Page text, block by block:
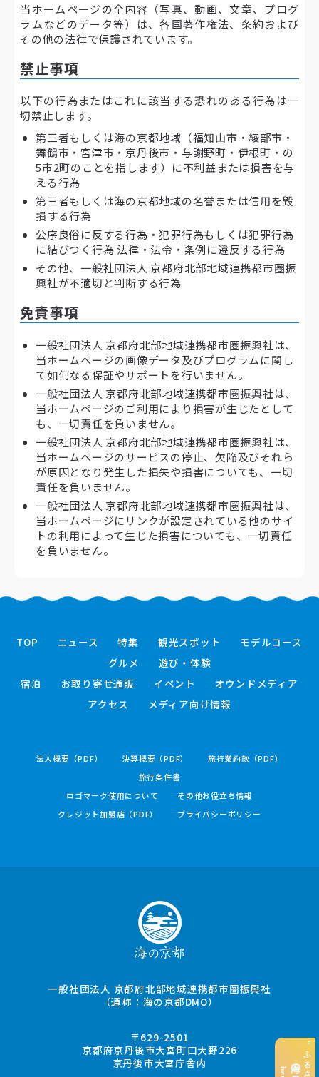
当ホームページの全内容（写真、動画、文章、プログ
ラムなどのデータ等）は、各国著作権法、条約および
その他の法律で保護されています。
禁止事項
以下の行為またはこれに該当する恐れのある行為は一
切禁止します。
第三者もしくは海の京都地域（福知山市・綾部市・
舞鶴市・宮津市・京丹後市・与謝野町・伊根町・の
5市2町のことを指します）に不利益または損害を与
える行為
第三者もしくは海の京都地域の名誉または信用を毀
損する行為
公序良俗に反する行為・犯罪行為もしくは犯罪行為
に結びつく行為 法律・法令・条例に違反する行為
その他、一般社団法人 京都府北部地域連携都市圏振
興社が不適切と判断する行為
免責事項
一般社団法人 京都府北部地域連携都市圏振興社は、
当ホームページの画像データ及びプログラムに関し
て如何なる保証やサポートを行いません。
一般社団法人 京都府北部地域連携都市圏振興社は、
当ホームページのご利用により損害が生じたとして
も、一切責任を負いません。
一般社団法人 京都府北部地域連携都市圏振興社は、
当ホームページのサービスの停止、欠陥及びそれら
が原因となり発生した損失や損害についても、一切
責任を負いません。
一般社団法人 京都府北部地域連携都市圏振興社は、
当ホームページにリンクが設定されている他のサイ
トの利用によって生じた損害についても、一切責任
を負いません。
TOP ニュース 特集 観光スポット
モデルコース
グルメ
遊び・体験
宿泊
お取り寄せ通販 イベント
オウンドメディア
アクセス
メディア向け情報
法人概要（PDF） 決算概要（PDF）
旅行業約款（PDF）
旅行条件書
ロゴマーク使用について
その他お役立ち情報
クレジット加盟店（PDF）
プライバシーポリシー
一般社団法人 京都府北部地域連携都市圏振興社
（通称：海の京都DMO）
〒629-2501
京都府京丹後市大宮町口大野226
京丹後市大宮庁舎内